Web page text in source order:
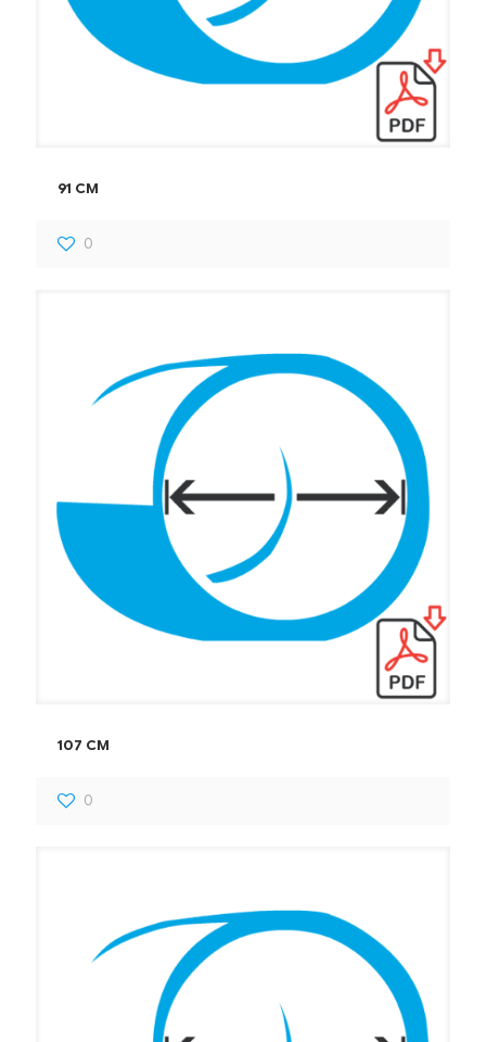
91 CM
0
107 CM
0